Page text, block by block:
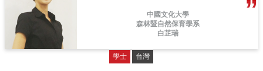
中國文化大學
森林暨自然保育學系
白芷瑞
學士 台灣